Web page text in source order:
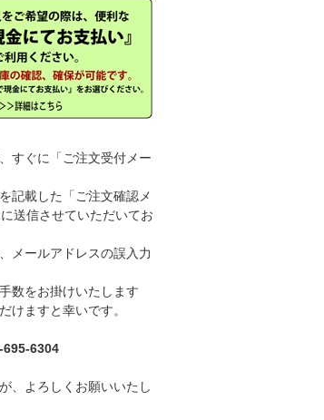
すぐに「ご注文受付メー
記載した「ご注文確認メ
送信させていただいてお
メールアドレスの誤入力
数をお掛けいたします
けますと幸いです。
6304
、よろしくお願いいたし